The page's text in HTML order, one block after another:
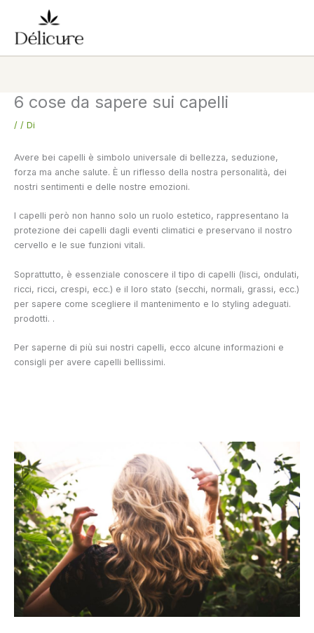
contenuto
6 cose da sapere sui capelli
/ / Di
Avere bei capelli è simbolo universale di bellezza, seduzione,
forza ma anche salute. È un riflesso della nostra personalità, dei
nostri sentimenti e delle nostre emozioni.
I capelli però non hanno solo un ruolo estetico, rappresentano la
protezione dei capelli dagli eventi climatici e preservano il nostro
cervello e le sue funzioni vitali.
Soprattutto, è essenziale conoscere il tipo di capelli (lisci, ondulati,
ricci, ricci, crespi, ecc.) e il loro stato (secchi, normali, grassi, ecc.)
per sapere come scegliere il mantenimento e lo styling adeguati.
prodotti. .
Per saperne di più sui nostri capelli, ecco alcune informazioni e
consigli per avere capelli bellissimi.